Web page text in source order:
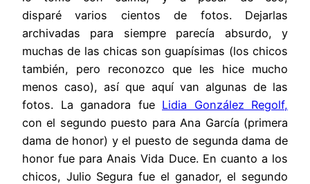
disparé varios cientos de fotos. Dejarlas
archivadas para siempre parecía absurdo, y
muchas de las chicas son guapísimas (los chicos
también, pero reconozco que les hice mucho
menos caso), así que aquí van algunas de las
fotos. La ganadora fue Lidia González Regolf,
con el segundo puesto para Ana García (primera
dama de honor) y el puesto de segunda dama de
honor fue para Anais Vida Duce. En cuanto a los
chicos, Julio Segura fue el ganador, el segundo